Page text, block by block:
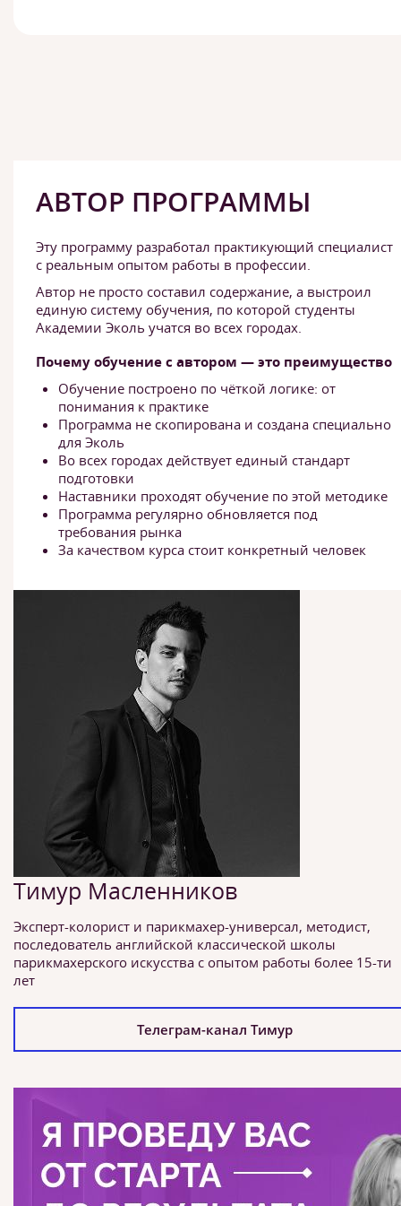
АВТОР ПРОГРАММЫ
Эту программу разработал практикующий специалист
с реальным опытом работы в профессии.
Автор не просто составил содержание, а выстроил
единую систему обучения, по которой студенты
Академии Эколь учатся во всех городах.
Почему обучение с автором — это преимущество
Обучение построено по чёткой логике: от
понимания к практике
Программа не скопирована и создана специально
для Эколь
Во всех городах действует единый стандарт
подготовки
Наставники проходят обучение по этой методике
Программа регулярно обновляется под
требования рынка
За качеством курса стоит конкретный человек
Тимур Масленников
Эксперт-колорист и парикмахер-универсал, методист,
последователь английской классической школы
парикмахерского искусства с опытом работы более 15-ти
лет
Телеграм-канал Тимур